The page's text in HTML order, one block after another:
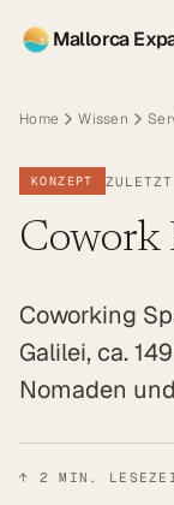
Mallorca
Home Wissen
KONZEPT
Cowork
Coworking
Galilei, ca.
Nomaden
↑ 2 MIN.